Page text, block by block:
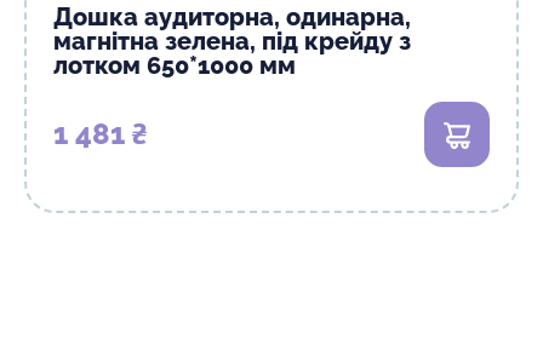
Дошка аудиторна, одинарна,
магнітна зелена, під крейду з
лотком 650*1000 мм
1 481 ₴ В кошик